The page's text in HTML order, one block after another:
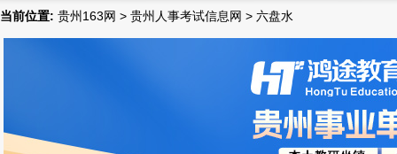
当前位置: 贵州163网 > 贵州人事考试信息网 > 六盘水